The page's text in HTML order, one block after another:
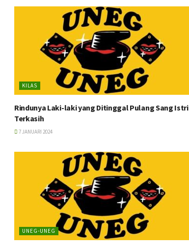
KILAS
Rindunya Laki-laki yang Ditinggal Pulang Sang Istri
Terkasih
7 JANUARI 2024
UNEG-UNEG